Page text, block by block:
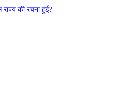
राज्य की रचना हुई?